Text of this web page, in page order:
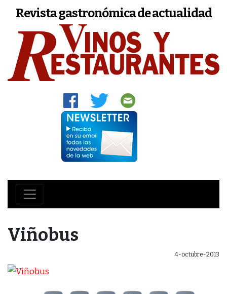
Revista gastronómica de actualidad
Viñobus
4-octubre-2013